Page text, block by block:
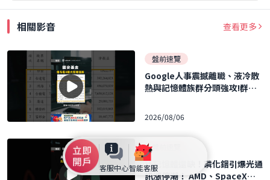
客服中心智能客服
相關影音 查看更多
盤前速覽
Google人事震撼離職、液冷散
熱與記憶體族群分頭強攻!群聯
｜2026.08.06
2026/08/06
盤前速覽
比記憶體還缺！磷化銦引爆光通
訊漲停潮！ AMD、SpaceX財